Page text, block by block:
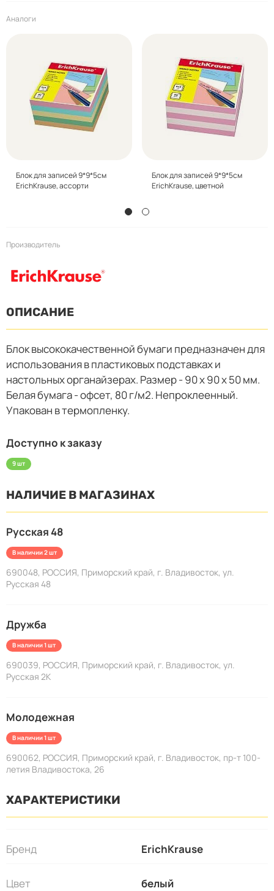
Аналоги
Блок для записей 9*9*5см
ErichKrause, ассорти
Блок для записей 9*9*5см
ErichKrause, цветной
Производитель
ОПИСАНИЕ
Блок высококачественной бумаги предназначен для
использования в пластиковых подставках и
настольных органайзерах. Размер - 90 х 90 х 50 мм.
Белая бумага - офсет, 80 г/м2. Непроклеенный.
Упакован в термопленку.
Доступно к заказу
9 шт
НАЛИЧИЕ В МАГАЗИНАХ
Русская 48
В наличии 2 шт
690048, РОССИЯ, Приморский край, г. Владивосток, ул.
Русская 48
Дружба
В наличии 1 шт
690039, РОССИЯ, Приморский край, г. Владивосток, ул.
Русская 2К
Молодежная
В наличии 1 шт
690062, РОССИЯ, Приморский край, г. Владивосток, пр-т 100-
летия Владивостока, 26
ХАРАКТЕРИСТИКИ
Бренд ErichKrause
Цвет белый